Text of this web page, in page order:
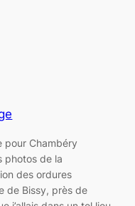
pour Chambéry
photos de la
des ordures
de Bissy, près de